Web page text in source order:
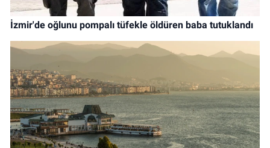
İzmir'de oğlunu pompalı tüfekle öldüren baba tutuklandı